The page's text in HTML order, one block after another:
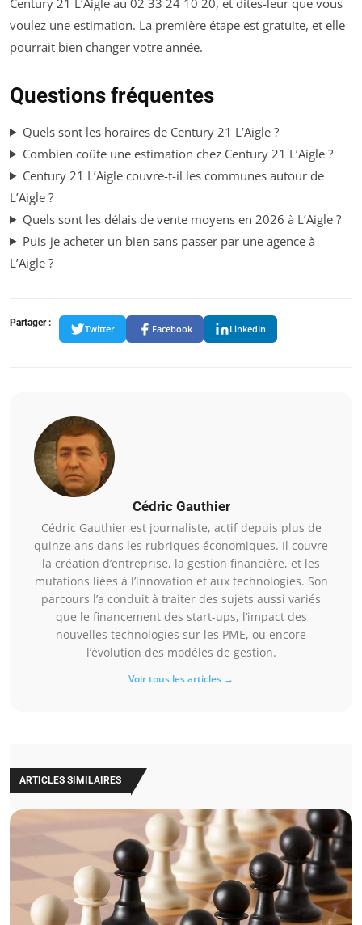
voulez une estimation. La première étape est gratuite, et elle
pourrait bien changer votre année.
Questions fréquentes
Quels sont les horaires de Century 21 L’Aigle ?
Combien coûte une estimation chez Century 21 L’Aigle ?
Century 21 L’Aigle couvre-t-il les communes autour de
L’Aigle ?
Quels sont les délais de vente moyens en 2026 à L’Aigle ?
Puis-je acheter un bien sans passer par une agence à
L’Aigle ?
Partager :
Twitter Facebook LinkedIn
Cédric Gauthier
Cédric Gauthier est journaliste, actif depuis plus de
quinze ans dans les rubriques économiques. Il couvre
la création d’entreprise, la gestion financière, et les
mutations liées à l’innovation et aux technologies. Son
parcours l’a conduit à traiter des sujets aussi variés
que le financement des start-ups, l’impact des
nouvelles technologies sur les PME, ou encore
l’évolution des modèles de gestion.
Voir tous les articles →
ARTICLES SIMILAIRES